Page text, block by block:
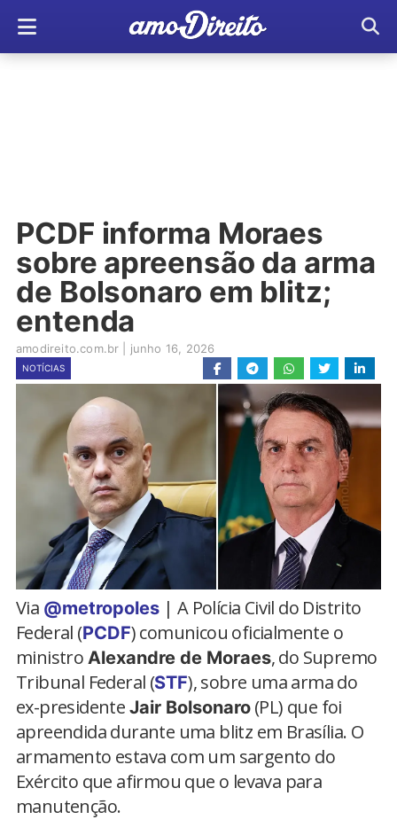
PCDF informa Moraes
sobre apreensão da arma
de Bolsonaro em blitz;
entenda
amodireito.com.br junho 16, 2026
NOTÍCIAS
Via @metropoles| A Polícia Civil do Distrito
Federal (PCDF) comunicou oficialmente o
ministro Alexandre de Moraes, do Supremo
Tribunal Federal (STF), sobre uma arma do
ex-presidente Jair Bolsonaro(PL) que foi
apreendida durante uma blitz em Brasília. O
armamento estava com um sargento do
Exército que afirmou que o levava para
manutenção.